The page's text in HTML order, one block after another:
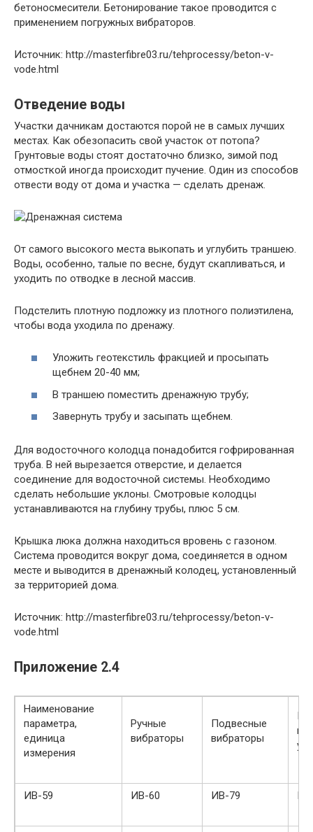
бетоносмесители. Бетонирование такое проводится с
применением погружных вибраторов.
Источник: http://masterfibre03.ru/tehprocessy/beton-v-
vode.html
Отведение воды
Участки дачникам достаются порой не в самых лучших
местах. Как обезопасить свой участок от потопа?
Грунтовые воды стоят достаточно близко, зимой под
отмосткой иногда происходит пучение. Один из способов
отвести воду от дома и участка — сделать дренаж.
От самого высокого места выкопать и углубить траншею.
Воды, особенно, талые по весне, будут скапливаться, и
уходить по отводке в лесной массив.
Подстелить плотную подложку из плотного полиэтилена,
чтобы вода уходила по дренажу.
Уложить геотекстиль фракцией и просыпать
щебнем 20-40 мм;
В траншею поместить дренажную трубу;
Завернуть трубу и засыпать щебнем.
Для водосточного колодца понадобится гофрированная
труба. В ней вырезается отверстие, и делается
соединение для водосточной системы. Необходимо
сделать небольшие уклоны. Смотровые колодцы
устанавливаются на глубину трубы, плюс 5 см.
Крышка люка должна находиться вровень с газоном.
Система проводится вокруг дома, соединяется в одном
месте и выводится в дренажный колодец, установленный
за территорией дома.
Источник: http://masterfibre03.ru/tehprocessy/beton-v-
vode.html
Приложение 2.4
Наименование
параметра,
единица
измерения
Ручные
вибраторы
Подвесные
вибраторы
ИВ-59 ИВ-60 ИВ-79